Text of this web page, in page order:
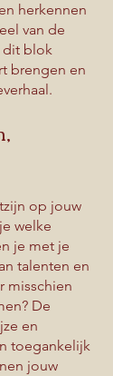
herkennen
van de
dit blok
brengen en
op jouw
welke
je met je
talenten en
misschien
De
en
toegankelijk
jouw